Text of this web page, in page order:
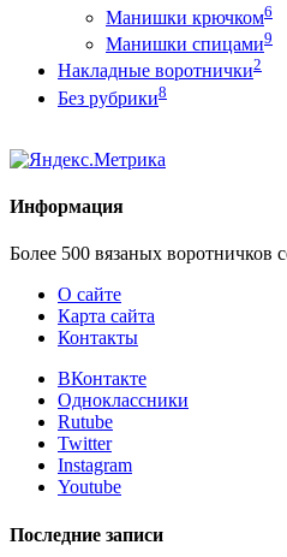
Манишки крючком6
Манишки спицами9
Накладные воротнички2
Без рубрики8
Информация
Более 500 вязаных воротничков
О сайте
Карта сайта
Контакты
ВКонтакте
Одноклассники
Rutube
Twitter
Instagram
Youtube
Последние записи